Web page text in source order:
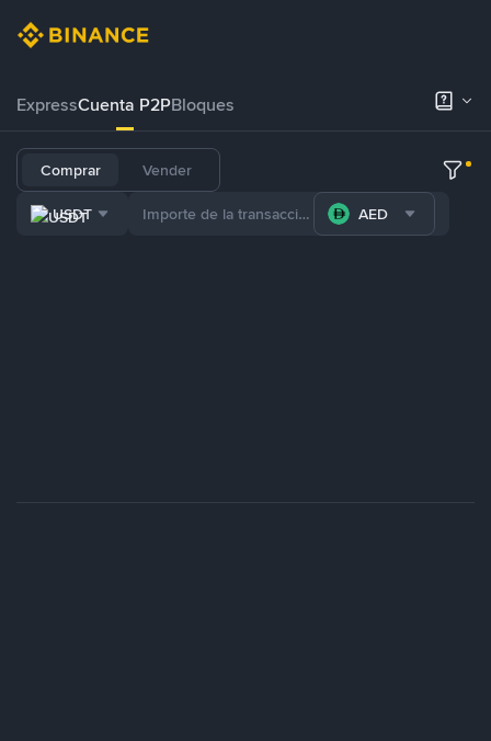
ExpressCuenta P2PBloques
Comprar Vender
USDT AED